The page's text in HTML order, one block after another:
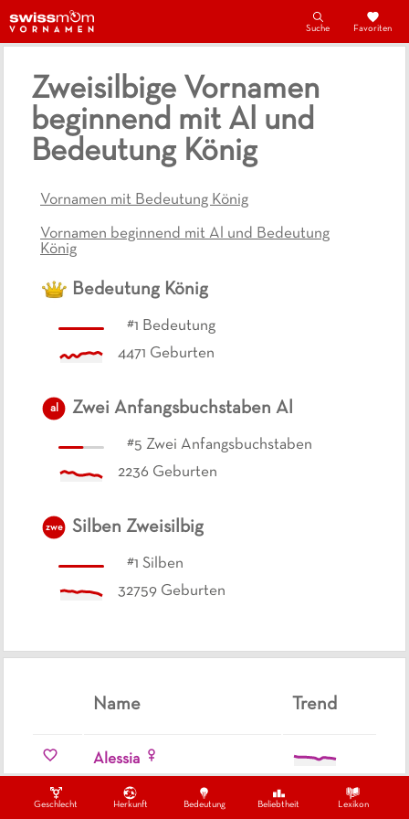
Geschlecht Herkunft Bedeutung Beliebtheit Lexikon
Suche Favoriten
Zweisilbige Vornamen
beginnend mit Al und
Bedeutung König
Vornamen mit Bedeutung König
Vornamen beginnend mit Al und Bedeutung
König
Bedeutung König
#1 Bedeutung
4471 Geburten
al Zwei Anfangsbuchstaben Al
#5 Zwei Anfangsbuchstaben
2236 Geburten
zwe Silben Zweisilbig
#1 Silben
32759 Geburten
Name Trend
Alessia
Alena